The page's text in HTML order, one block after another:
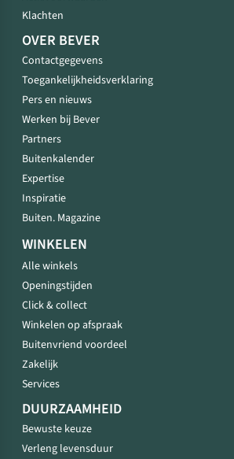
Klachten
OVER BEVER
Contactgegevens
Toegankelijkheidsverklaring
Pers en nieuws
Werken bij Bever
Partners
Buitenkalender
Expertise
Inspiratie
Buiten. Magazine
WINKELEN
Alle winkels
Openingstijden
Click & collect
Winkelen op afspraak
Buitenvriend voordeel
Zakelijk
Services
DUURZAAMHEID
Bewuste keuze
Verleng levensduur